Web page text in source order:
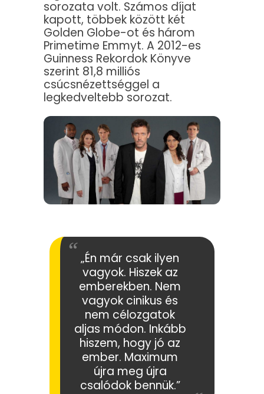
sorozata volt. Számos díjat
kapott, többek között két
Golden Globe-ot és három
Primetime Emmyt. A 2012-es
Guinness Rekordok Könyve
szerint 81,8 milliós
csúcsnézettséggel a
legkedveltebb sorozat.
„Én már csak ilyen
vagyok. Hiszek az
emberekben. Nem
vagyok cinikus és
nem célozgatok
aljas módon. Inkább
hiszem, hogy jó az
ember. Maximum
újra meg újra
csalódok bennük.”